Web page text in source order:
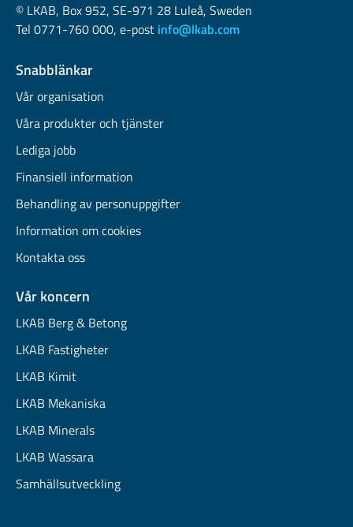
© LKAB, Box 952, SE-971 28 Luleå, Sweden
Tel 0771-760 000, e-post info@lkab.com
Snabblänkar
Vår organisation
Våra produkter och tjänster
Lediga jobb
Finansiell information
Behandling av personuppgifter
Information om cookies
Kontakta oss
Vår koncern
LKAB Berg & Betong
LKAB Fastigheter
LKAB Kimit
LKAB Mekaniska
LKAB Minerals
LKAB Wassara
Samhällsutveckling